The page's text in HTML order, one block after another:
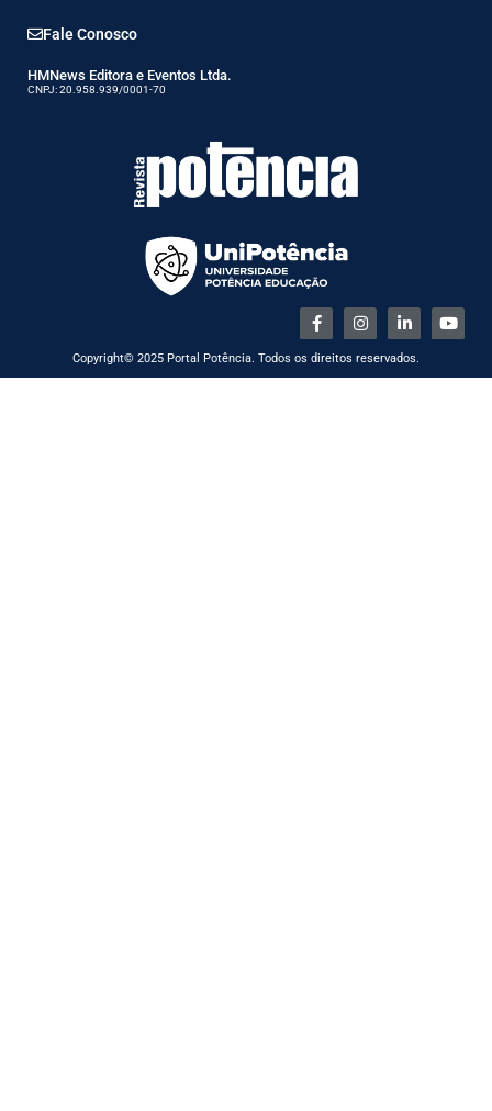
Fale Conosco
HMNews Editora e Eventos Ltda.
CNPJ: 20.958.939/0001-70
Copyright© 2025 Portal Potência. Todos os direitos reservados.